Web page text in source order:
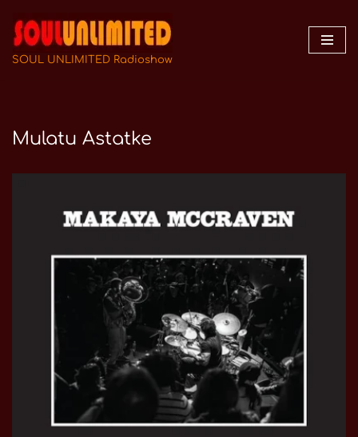
Zum
Inhalt
SOUL UNLIMITED Radioshow
Mulatu Astatke